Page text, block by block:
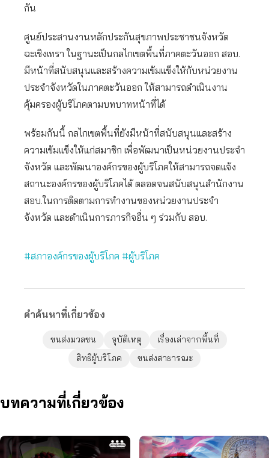
กัน
ศูนย์ประสานงานหลักประกันสุขภาพประชาชนจังหวัด
ฉะเชิงเทรา ในฐานะเป็นกลไกเขตพื้นที่ภาคตะวันออก สอบ.
มีหน้าที่สนับสนุนและสร้างความเข้มแข็งให้กับหน่วยงาน
ประจำจังหวัดในภาคตะวันออก ให้สามารถดำเนินงาน
คุ้มครองผู้บริโภคตามบทบาทหน้าที่ได้
พร้อมกันนี้ กลไกเขตพื้นที่ยังมีหน้าที่สนับสนุนและสร้าง
ความเข้มแข็งให้แก่สมาชิก เพื่อพัฒนาเป็นหน่วยงานประจำ
จังหวัด และพัฒนาองค์กรของผู้บริโภคให้สามารถจดแจ้ง
สถานะองค์กรของผู้บริโภคได้ ตลอดจนสนับสนุนสำนักงาน
สอบ.ในการติดตามการทำงานของหน่วยงานประจำ
จังหวัด และดำเนินการภารกิจอื่น ๆ ร่วมกับ สอบ.
#สภาองค์กรของผู้บริโภค #ผู้บริโภค
คำค้นหาที่เกี่ยวข้อง
ขนส่งมวลชน อุบัติเหตุ
เรื่องเล่าจากพื้นที่
สิทธิผู้บริโภค
ขนส่งสาธารณะ
บทความที่เกี่ยวข้อง